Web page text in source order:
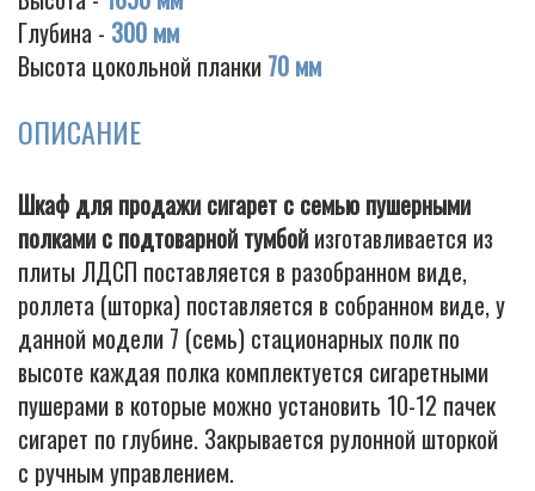
Глубина - 300 мм
Высота цокольной планки 70 мм
ОПИСАНИЕ
Шкаф для продажи сигарет с семью пушерными
полками с подтоварной тумбой изготавливается из
плиты ЛДСП поставляется в разобранном виде,
роллета (шторка) поставляется в собранном виде, у
данной модели 7 (семь) стационарных полк по
высоте каждая полка комплектуется сигаретными
пушерами в которые можно установить 10-12 пачек
сигарет по глубине. Закрывается рулонной шторкой
с ручным управлением.